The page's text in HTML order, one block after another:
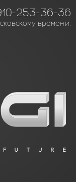
253-36-36
времени.